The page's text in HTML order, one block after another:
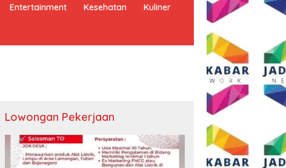
Entertainment Kesehatan Kuliner
Lowongan Pekerjaan